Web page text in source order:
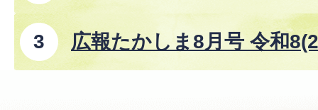
広報たかしま8月号 令和